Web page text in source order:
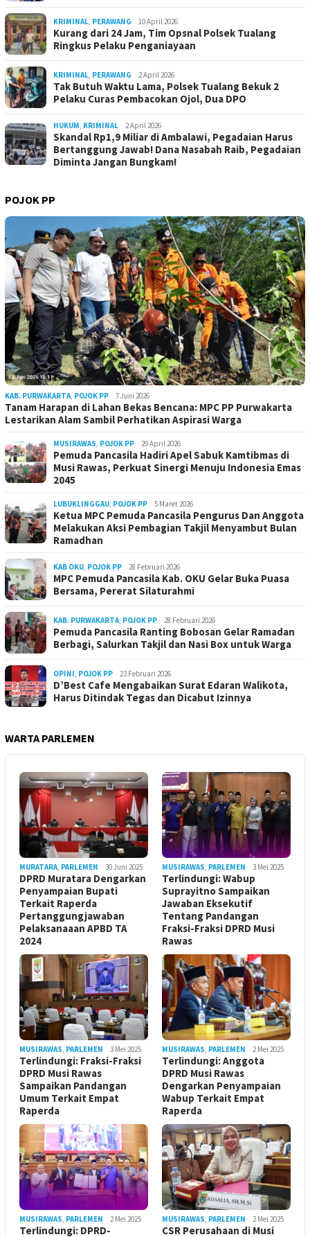
KRIMINAL, PERAWANG 10 April 2026
Kurang dari 24 Jam, Tim Opsnal Polsek Tualang
Ringkus Pelaku Penganiayaan
KRIMINAL, PERAWANG 2 April 2026
Tak Butuh Waktu Lama, Polsek Tualang Bekuk 2
Pelaku Curas Pembacokan Ojol, Dua DPO
HUKUM, KRIMINAL 2 April 2026
Skandal Rp1,9 Miliar di Ambalawi, Pegadaian Harus
Bertanggung Jawab! Dana Nasabah Raib, Pegadaian
Diminta Jangan Bungkam!
POJOK PP
KAB. PURWAKARTA, POJOK PP 7 Juni 2026
Tanam Harapan di Lahan Bekas Bencana: MPC PP Purwakarta
Lestarikan Alam Sambil Perhatikan Aspirasi Warga
MUSIRAWAS, POJOK PP 29 April 2026
Pemuda Pancasila Hadiri Apel Sabuk Kamtibmas di
Musi Rawas, Perkuat Sinergi Menuju Indonesia Emas
2045
LUBUKLINGGAU, POJOK PP 5 Maret 2026
Ketua MPC Pemuda Pancasila Pengurus Dan Anggota
Melakukan Aksi Pembagian Takjil Menyambut Bulan
Ramadhan
KAB OKU, POJOK PP 28 Februari 2026
MPC Pemuda Pancasila Kab. OKU Gelar Buka Puasa
Bersama, Pererat Silaturahmi
KAB. PURWAKARTA, POJOK PP 28 Februari 2026
Pemuda Pancasila Ranting Bobosan Gelar Ramadan
Berbagi, Salurkan Takjil dan Nasi Box untuk Warga
OPINI, POJOK PP 23 Februari 2026
D’Best Cafe Mengabaikan Surat Edaran Walikota,
Harus Ditindak Tegas dan Dicabut Izinnya
WARTA PARLEMEN
MURATARA, PARLEMEN 30 Juni 2025
DPRD Muratara Dengarkan
Penyampaian Bupati
Terkait Raperda
Pertanggungjawaban
Pelaksanaaan APBD TA
2024
MUSIRAWAS, PARLEMEN 3 Mei 2025
Terlindungi: Wabup
Suprayitno Sampaikan
Jawaban Eksekutif
Tentang Pandangan
Fraksi-Fraksi DPRD Musi
Rawas
MUSIRAWAS, PARLEMEN 3 Mei 2025
Terlindungi: Fraksi-Fraksi
DPRD Musi Rawas
Sampaikan Pandangan
Umum Terkait Empat
Raperda
MUSIRAWAS, PARLEMEN 2 Mei 2025
Terlindungi: Anggota
DPRD Musi Rawas
Dengarkan Penyampaian
Wabup Terkait Empat
Raperda
MUSIRAWAS, PARLEMEN 2 Mei 2025
Terlindungi: DPRD-
MUSIRAWAS, PARLEMEN 2 Mei 2025
CSR Perusahaan di Musi